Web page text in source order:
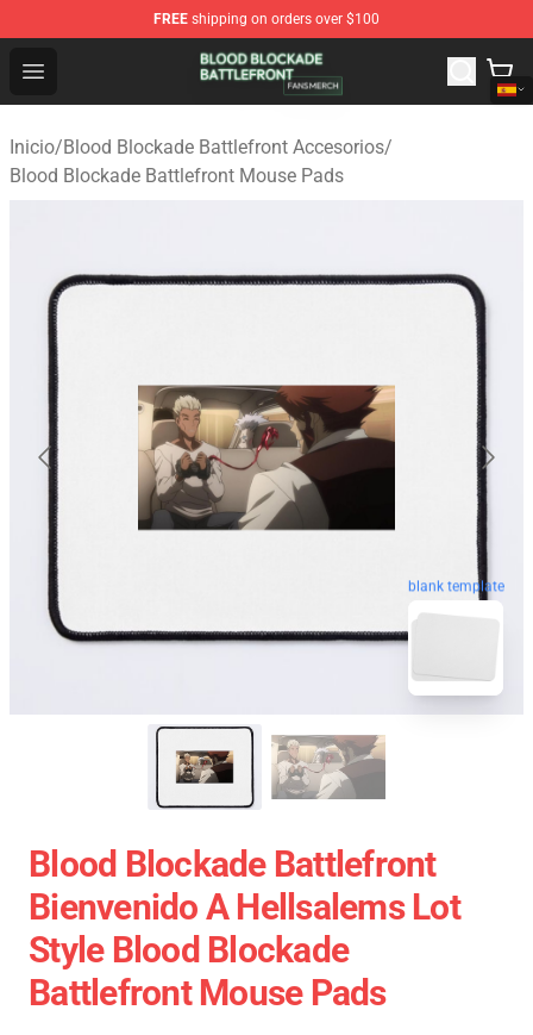
FREE shipping on orders over $100
Open menu
Blood Blockade Battlefront Shop - Official Blood
Inicio/Blood Blockade Battlefront Accesorios/
Blood Blockade Battlefront Mouse Pads
blank template
Blood Blockade Battlefront
Bienvenido A Hellsalems Lot
Style Blood Blockade
Battlefront Mouse Pads